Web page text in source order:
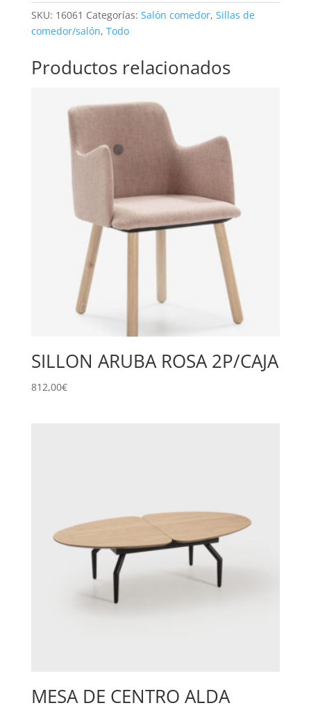
SKU: 16061 Categorías: Salón comedor, Sillas de
comedor/salón, Todo
Productos relacionados
SILLON ARUBA ROSA 2P/CAJA
812,00€
MESA DE CENTRO ALDA